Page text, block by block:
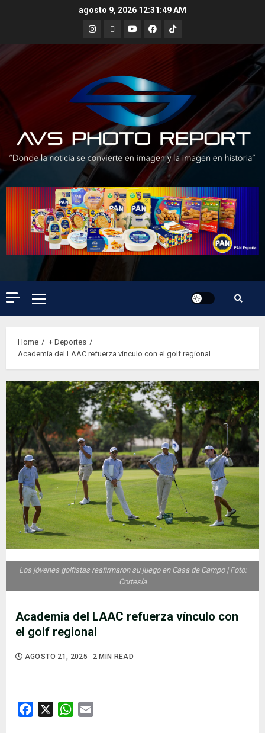
agosto 9, 2026 12:31:51 AM
Instagram
X YoutubeFacebook
TikTok
Primary
Menu
Home
+ Deportes
Academia del LAAC refuerza vínculo con el golf regional
Academia del LAAC refuerza vínculo con
el golf regional
AGOSTO 21, 2025 2 MIN READ
Los jóvenes golfistas reafirmaron su juego en Casa de Campo | Foto:
Cortesía
Facebook WhatsApp